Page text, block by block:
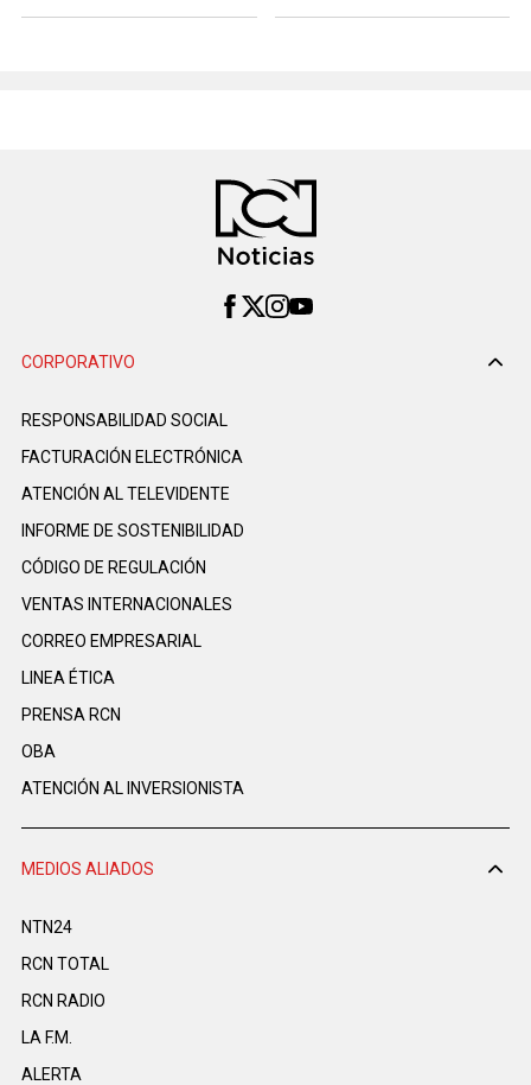
CORPORATIVO
RESPONSABILIDAD SOCIAL
FACTURACIÓN ELECTRÓNICA
ATENCIÓN AL TELEVIDENTE
INFORME DE SOSTENIBILIDAD
CÓDIGO DE REGULACIÓN
VENTAS INTERNACIONALES
CORREO EMPRESARIAL
LINEA ÉTICA
PRENSA RCN
OBA
ATENCIÓN AL INVERSIONISTA
MEDIOS ALIADOS
NTN24
RCN TOTAL
RCN RADIO
LA F.M.
ALERTA